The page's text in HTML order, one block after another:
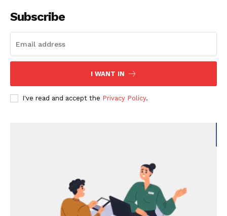
Subscribe
I WANT IN
I've read and accept the Privacy Policy.